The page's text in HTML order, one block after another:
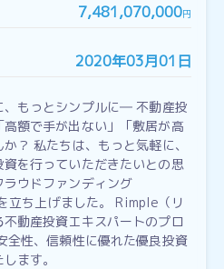
7,481,070,000円
2020年03月01日
、もっとシンプルに― 不動産投
額で手が出ない」「敷居が高
？ 私たちは、もっと気軽に、
を行っていただきたいとの思
ウドファンディング
立ち上げました。 Rimple（リ
動産投資エキスパートのプロ
全性、信頼性に優れた優良投資
ます。